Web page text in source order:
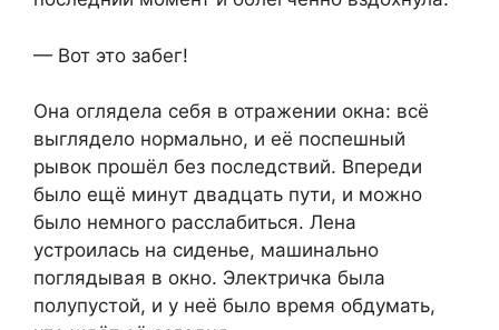
— Вот это забег!
Она оглядела себя в отражении окна: всё
выглядело нормально, и её поспешный
рывок прошёл без последствий. Впереди
было ещё минут двадцать пути, и можно
было немного расслабиться. Лена
устроилась на сиденье, машинально
поглядывая в окно. Электричка была
полупустой, и у неё было время обдумать,